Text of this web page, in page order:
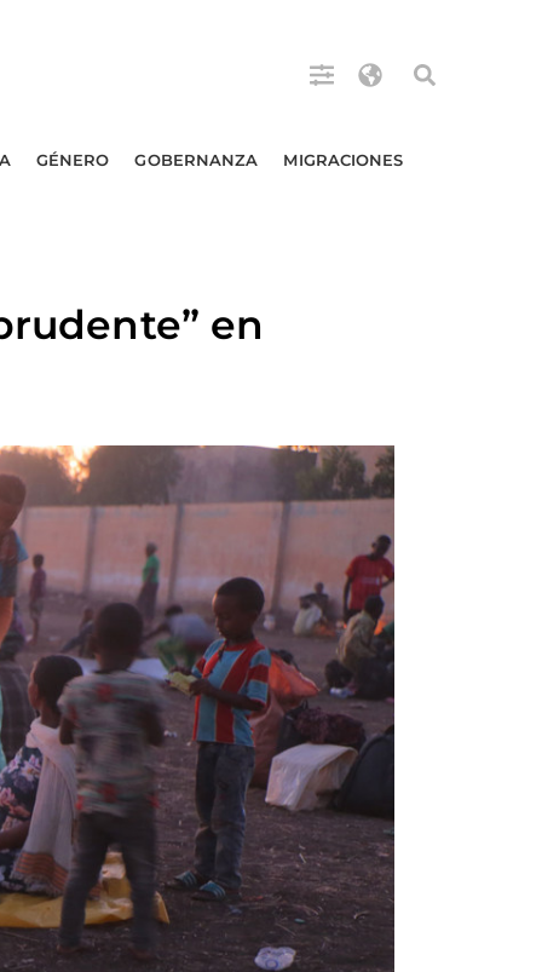
GÉNERO GOBERNANZA MIGRACIONES
en